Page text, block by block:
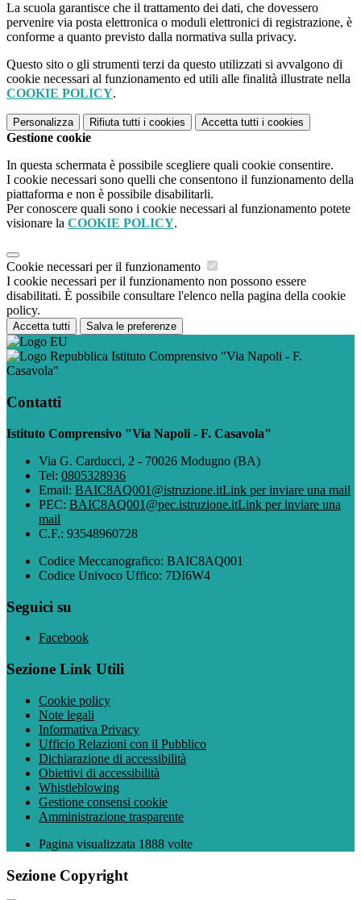
La scuola garantisce che il trattamento dei dati, che dovessero
pervenire via posta elettronica o moduli elettronici di registrazione, è
conforme a quanto previsto dalla normativa sulla privacy.
Questo sito o gli strumenti terzi da questo utilizzati si avvalgono di
cookie necessari al funzionamento ed utili alle finalità illustrate nella
COOKIE POLICY.
Personalizza Rifiuta tutti i cookies Accetta tutti i cookies
Gestione cookie
In questa schermata è possibile scegliere quali cookie consentire.
I cookie necessari sono quelli che consentono il funzionamento della
piattaforma e non è possibile disabilitarli.
Per conoscere quali sono i cookie necessari al funzionamento potete
visionare la COOKIE POLICY.
Cookie necessari per il funzionamento
I cookie necessari per il funzionamento non possono essere
disabilitati. È possibile consultare l'elenco nella pagina della cookie
policy.
Accetta tutti Salva le preferenze
Istituto Comprensivo "Via Napoli - F.
Casavola"
Contatti
Istituto Comprensivo "Via Napoli - F. Casavola"
Via G. Carducci, 2 - 70026 Modugno (BA)
Tel: 0805328936
Email: BAIC8AQ001@istruzione.itLink per inviare una mail
PEC: BAIC8AQ001@pec.istruzione.itLink per inviare una
mail
C.F.: 93548960728
Codice Meccanografico: BAIC8AQ001
Codice Univoco Uffico: 7DI6W4
Seguici su
Facebook
Sezione Link Utili
Cookie policy
Note legali
Informativa Privacy
Ufficio Relazioni con il Pubblico
Dichiarazione di accessibilità
Obiettivi di accessibilità
Whistleblowing
Gestione consensi cookie
Amministrazione trasparente
Pagina visualizzata 1888 volte
Sezione Copyright